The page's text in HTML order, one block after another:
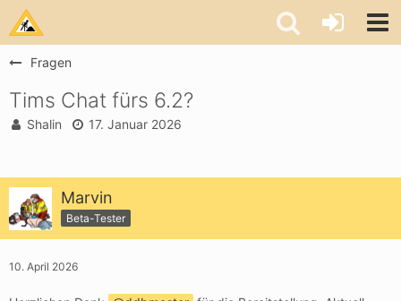
Fragen
Tims Chat fürs 6.2?
Shalin 17. Januar 2026
Marvin
Beta-Tester
10. April 2026